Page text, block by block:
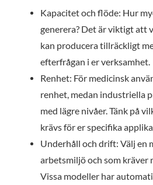
Kapacitet och flöde: Hur
generera? Det är viktigt att
kan producera tillräckligt
efterfrågan i er verksamhet.
Renhet: För medicinsk
renhet, medan industriella
med lägre nivåer. Tänk på
krävs för er specifika
Underhåll och drift: Välj en
arbetsmiljö och som kräver
Vissa modeller har